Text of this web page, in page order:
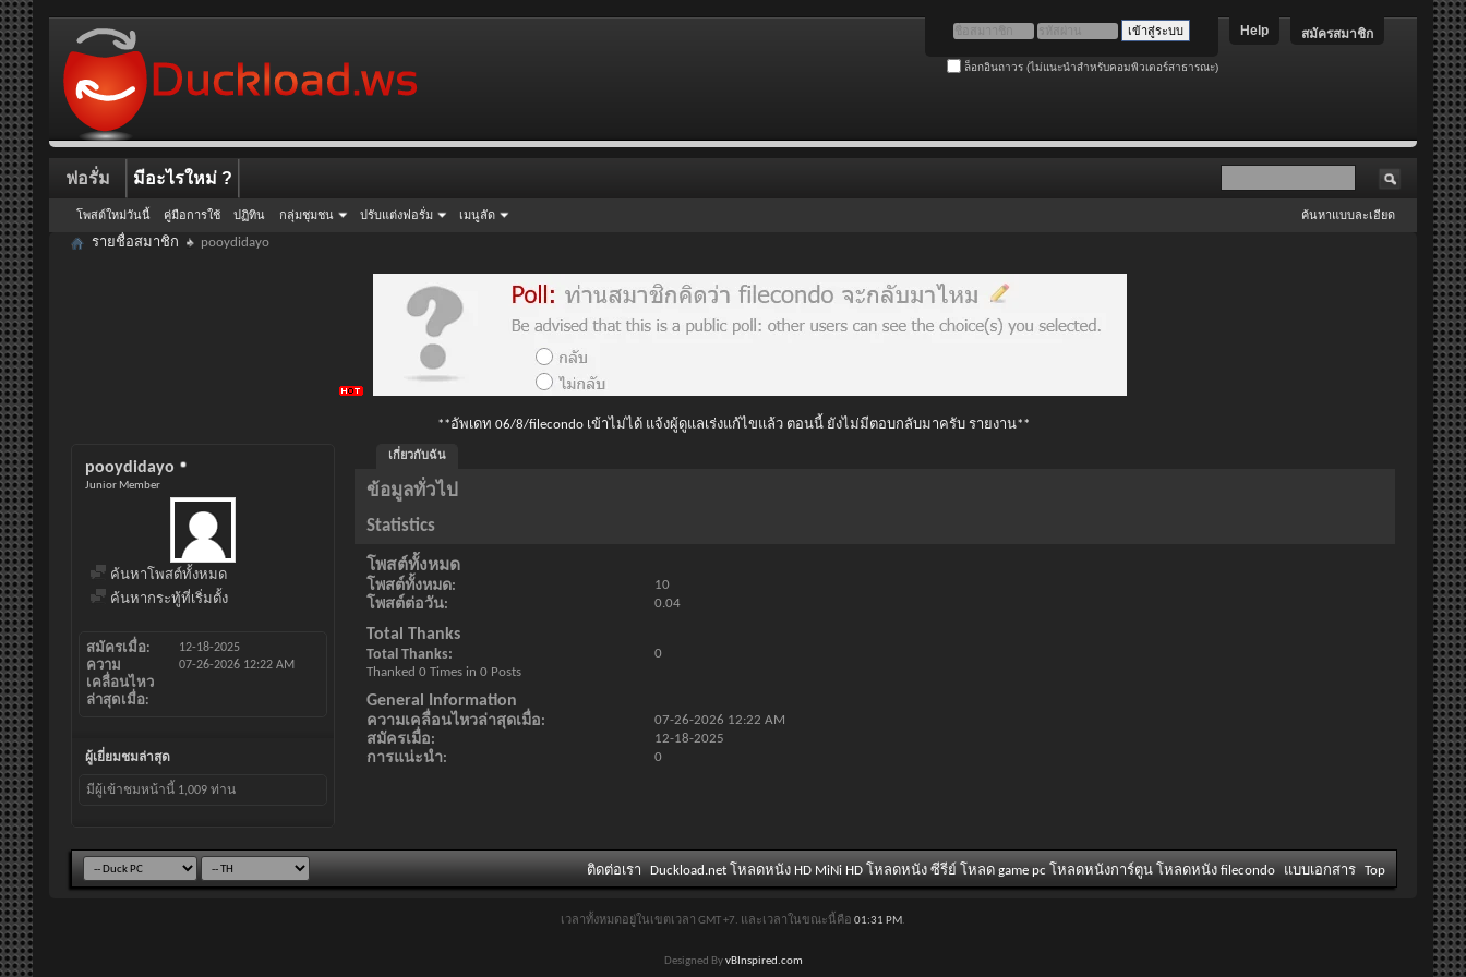
สมัครสมาชิก
Help
ล็อกอินถาวร (ไม่แนะนำสำหรับคอมพิวเตอร์สาธารณะ)
ฟอรั่ม
โพสต์ใหม่วันนี้ คู่มือการใช้ ปฏิทิน กลุ่มชุมชน ปรับแต่งฟอรั่ม เมนูลัด
มีอะไรใหม่ ?
ค้นหาแบบละเอียด
รายชื่อสมาชิก pooydidayo
**อัพเดท 06/8/filecondo เข้าไม่ได้ แจ้งผู้ดูแลเร่งแก้ไขแล้ว ตอนนี้ ยังไม่มีตอบกลับมาครับ รายงาน**
pooydidayo
Junior Member
ค้นหาโพสต์ทั้งหมด
ค้นหากระทู้ที่เริ่มตั้ง
สมัครเมื่อ 12-18-2025
ความ
เคลื่อนไหว
ล่าสุดเมื่อ
07-26-2026 12:22 AM
ผู้เยี่ยมชมล่าสุด
มีผู้เข้าชมหน้านี้ 1,009 ท่าน
เกี่ยวกับฉัน
ข้อมูลทั่วไป
Statistics
โพสต์ทั้งหมด
โพสต์ทั้งหมด 10
โพสต์ต่อวัน 0.04
Total Thanks
Total Thanks
0
Thanked 0 Times in 0 Posts
General Information
ความเคลื่อนไหวล่าสุดเมื่อ 07-26-2026 12:22 AM
สมัครเมื่อ 12-18-2025
การแน่ะนำ 0
ติดต่อเรา Duckload.net โหลดหนัง HD MiNi HD โหลดหนัง ซีรีย์ โหลด game pc โหลดหนังการ์ตูน โหลดหนัง filecondo แบบเอกสาร Top
เวลาทั้งหมดอยู่ในเขตเวลา GMT +7. และเวลาในขณะนี้คือ 01:31 PM.
Designed ByvBInspired.com